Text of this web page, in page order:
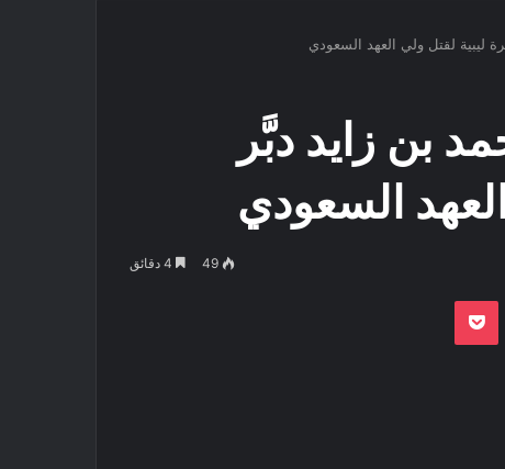
لقتل ولي العهد السعودي
بن زايد دبَّر
السعودي
49